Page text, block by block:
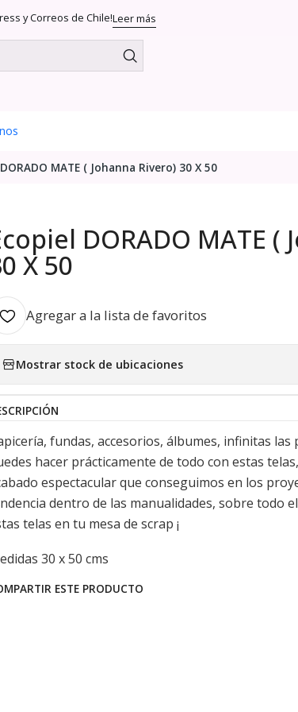
y Correos de Chile!Leer más
MATE ( Johanna Rivero) 30 X 50
DORADO MATE (
X 50
Agregar a la lista de favoritos
Mostrar stock de ubicaciones
fundas, accesorios, álbumes, infinitas
hacer prácticamente de todo con estas
espectacular que conseguimos en los
dentro de las manualidades, sobre todo
telas en tu mesa de scrap ¡
30 x 50 cms
ESTE PRODUCTO